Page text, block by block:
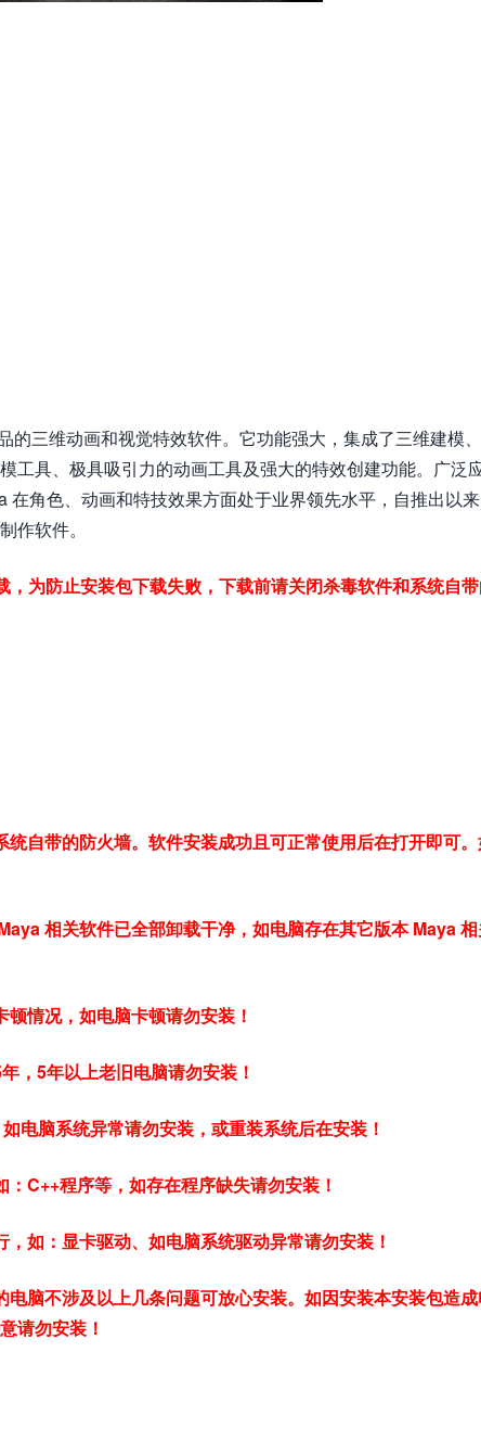
的三维动画和视觉特效软件。它功能强大，集成了三维建模
工具、极具吸引力的动画工具及强大的特效创建功能。广泛
角色、动画和特技效果方面处于业界领先水平，自推出以
作软件。
为防止安装包下载失败，下载前请关闭杀毒软件和系统自
自带的防火墙。软件安装成功且可正常使用后在打开即可
相关软件已全部卸载干净，如电脑存在其它版本 Maya
情况，如电脑卡顿请勿安装！
，5年以上老旧电脑请勿安装！
电脑系统异常请勿安装，或重装系统后在安装！
C++程序等，如存在程序缺失请勿安装！
如：显卡驱动、如电脑系统驱动异常请勿安装！
脑不涉及以上几条问题可放心安装。如因安装本安装包造
请勿安装！